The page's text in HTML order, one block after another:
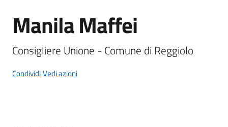
Amministrazione
Menu selezionato
Novità
Servizi
Salta al contenuto
Manila Maffei
Consigliere Unione - Comune di Reggiolo
CondividiVedi azioni